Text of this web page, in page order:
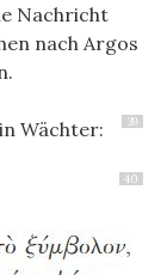
Nachricht
nach Argos
39
Wächter:
40